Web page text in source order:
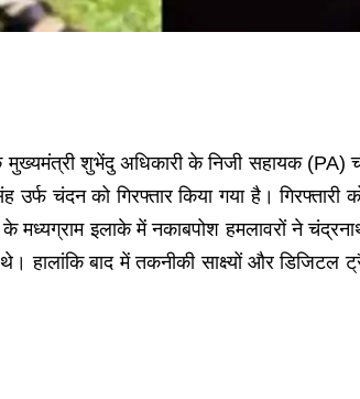
मुख्यमंत्री शुभेंदु अधिकारी के निजी सहायक (PA)
उर्फ चंदन को गिरफ्तार किया गया है।
मध्यग्राम इलाके में नकाबपोश हमलावरों ने
हालांकि बाद में तकनीकी साक्ष्यों और